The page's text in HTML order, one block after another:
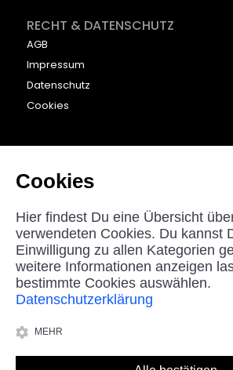
RECHT & DATENSCHUTZ
AGB
Impressum
Datenschutz
Cookies
KONTAKT
beyounic GmbH
Nordstraße 27
33181 Bad Wünnenberg
Germany
helpdesk@beyounic.eu
*Alle Preise in Euro inkl. MwSt, zzgl.
Cookies
Hier findest Du eine Übersicht
verwendeten Cookies. Du kannst
Einwilligung zu allen Kategorien
weitere Informationen anzeigen
bestimmte Cookies auswählen.
Datenschutzerklärung
MEHR